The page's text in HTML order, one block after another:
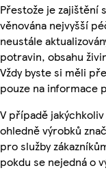
Přestože je zajištění
věnována nejvyšší
neustále
potravin, obsahu
Vždy byste si měli
pouze na informace
V případě
ohledně výrobků
pro služby
pokdu se nejedná o